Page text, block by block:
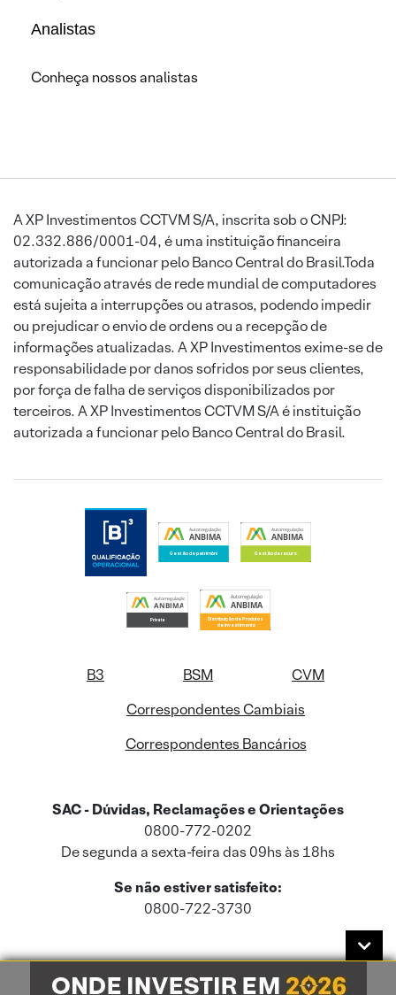
Analistas
Conheça nossos analistas
A XP Investimentos CCTVM S/A, inscrita sob o CNPJ:
02.332.886/0001-04, é uma instituição financeira
autorizada a funcionar pelo Banco Central do Brasil.Toda
comunicação através de rede mundial de computadores
está sujeita a interrupções ou atrasos, podendo impedir
ou prejudicar o envio de ordens ou a recepção de
informações atualizadas. A XP Investimentos exime-se de
responsabilidade por danos sofridos por seus clientes,
por força de falha de serviços disponibilizados por
terceiros. A XP Investimentos CCTVM S/A é instituição
autorizada a funcionar pelo Banco Central do Brasil.
B3 BSM
CVM
Correspondentes Cambiais
Correspondentes Bancários
SAC - Dúvidas, Reclamações e Orientações
0800-772-0202
De segunda a sexta-feira das 09hs às 18hs
Se não estiver satisfeito:
0800-722-3730
Este site usa cookies e dados pessoais de acordo com a nossaPolítica de
Cookies
e a nossaPolítica de Privacidade.